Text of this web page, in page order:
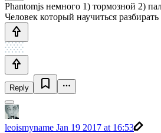
Phantomjs немного 1) тормозной 2)
Человек который научиться
Reply
leoismyname Jan 19 2017 at 16:53